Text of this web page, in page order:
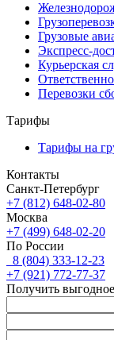
Грузовые
Экспресс-
Курьерская
Перевозки
Тарифы
Тарифы на
Контакты
Санкт-Петербург
+7 (812) 648-02-80
Москва
+7 (499) 648-02-20
По России
8 (804) 333-12-23
+7 (921) 772-77-37
Получить